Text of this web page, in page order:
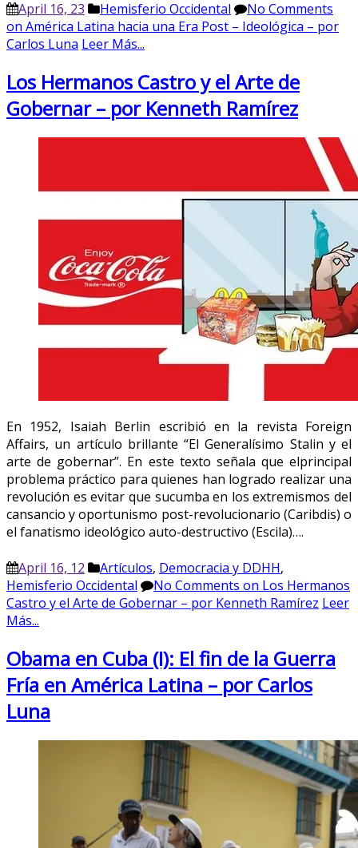
April 16, 23 Hemisferio Occidental
No Comments
on América Latina hacia una Era Post – Ideológica – por
Carlos Luna Leer Más...
Los Hermanos Castro y el Arte de
Gobernar – por Kenneth Ramírez
En 1952, Isaiah Berlin escribió en la revista Foreign
Affairs, un artículo brillante “El Generalísimo Stalin y el
arte de gobernar”. En este texto señala que elprincipal
problema práctico para quienes han logrado realizar una
revolución es evitar que sucumba en los extremismos del
cansancio y oportunismo post-revolucionario (Caribdis) o
el fanatismo ideológico auto-destructivo (Escila)….
April 16, 12 Artículos, Democracia y DDHH,
Hemisferio Occidental
No Comments on Los Hermanos
Castro y el Arte de Gobernar – por Kenneth Ramírez Leer
Más...
Obama en Cuba (I): El fin de la Guerra
Fría en América Latina – por Carlos
Luna